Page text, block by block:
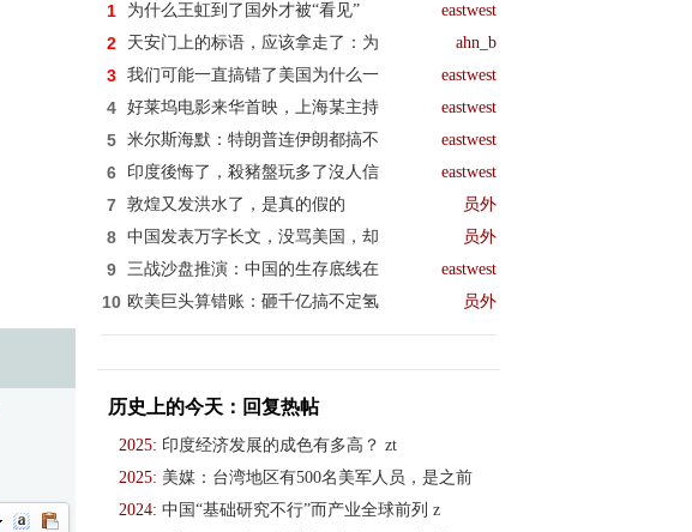
1 为什么王虹到了国外才被“看见” eastwest
2 天安门上的标语，应该拿走了：为 ahn_b
3 我们可能一直搞错了美国为什么一 eastwest
4 好莱坞电影来华首映，上海某主持 eastwest
5 米尔斯海默：特朗普连伊朗都搞不 eastwest
6 印度後悔了，殺豬盤玩多了沒人信 eastwest
7 敦煌又发洪水了，是真的假的 员外
8 中国发表万字长文，没骂美国，却 员外
9 三战沙盘推演：中国的生存底线在 eastwest
10 欧美巨头算错账：砸千亿搞不定氢 员外
历史上的今天：回复热帖
2025: 印度经济发展的成色有多高？ zt
2025: 美媒：台湾地区有500名美军人员，是之前
2024: 中国“基础研究不行”而产业全球前列 z